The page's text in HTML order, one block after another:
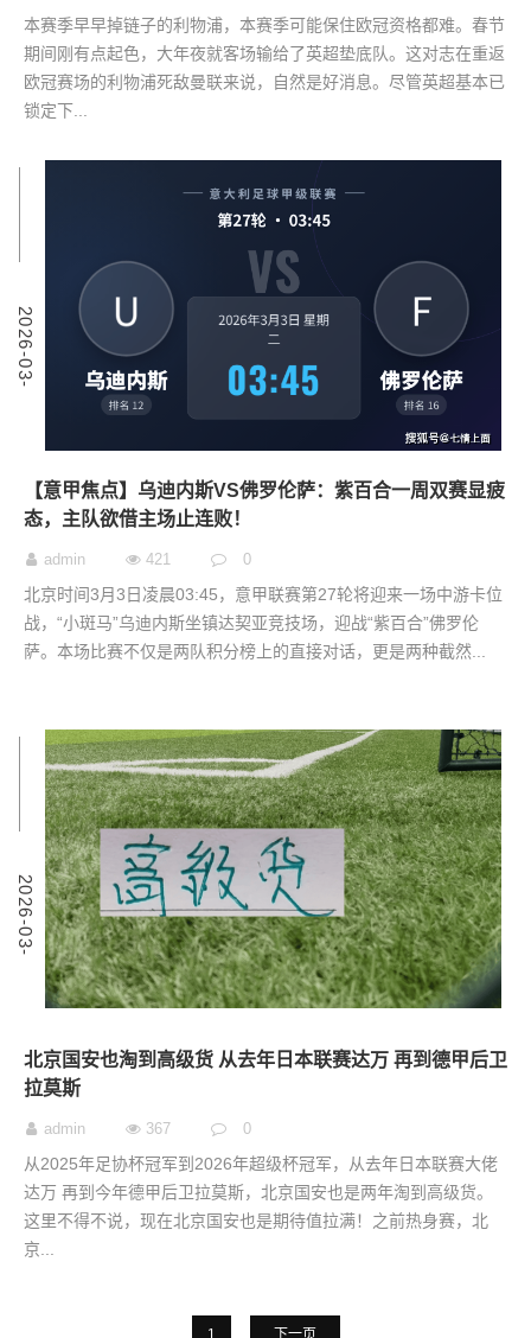
本赛季早早掉链子的利物浦，本赛季可能保住欧冠资格都难。春节
期间刚有点起色，大年夜就客场输给了英超垫底队。这对志在重返
欧冠赛场的利物浦死敌曼联来说，自然是好消息。尽管英超基本已
锁定下...
2
0
2
6
-
0
3
-
0
【意甲焦点】乌迪内斯VS佛罗伦萨：紫百合一周双赛显疲
态，主队欲借主场止连败！
admin 421 0
北京时间3月3日凌晨03:45，意甲联赛第27轮将迎来一场中游卡位
战，“小斑马”乌迪内斯坐镇达契亚竞技场，迎战“紫百合”佛罗伦
萨。本场比赛不仅是两队积分榜上的直接对话，更是两种截然...
2
0
2
6
-
0
3
-
0
北京国安也淘到高级货 从去年日本联赛达万 再到德甲后卫
拉莫斯
admin 367 0
从2025年足协杯冠军到2026年超级杯冠军，从去年日本联赛大佬
达万 再到今年德甲后卫拉莫斯，北京国安也是两年淘到高级货。
这里不得不说，现在北京国安也是期待值拉满！之前热身赛，北
京...
1 下一页